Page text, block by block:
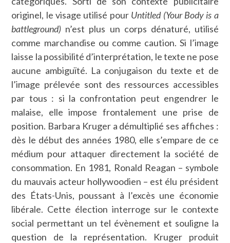
originel, le visage utilisé pour Untitled (Your Body is a
battleground) n’est plus un corps dénaturé, utilisé
comme marchandise ou comme caution. Si l’image
laisse la possibilité d’interprétation, le texte ne pose
aucune ambiguïté. La conjugaison du texte et de
l’image prélevée sont des ressources accessibles
par tous : si la confrontation peut engendrer le
malaise, elle impose frontalement une prise de
position. Barbara Kruger a démultiplié ses affiches :
dès le début des années 1980, elle s’empare de ce
médium pour attaquer directement la société de
consommation. En 1981, Ronald Reagan – symbole
du mauvais acteur hollywoodien – est élu président
des États-Unis, poussant à l’excès une économie
libérale. Cette élection interroge sur le contexte
social permettant un tel évènement et souligne la
question de la représentation. Kruger produit